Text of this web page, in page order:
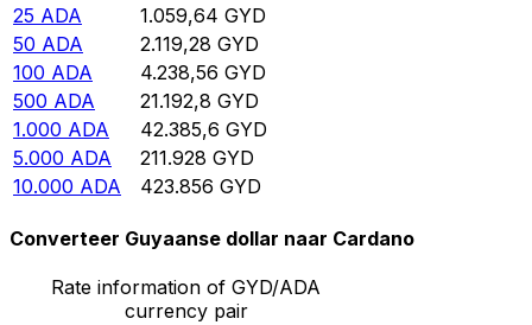
25 ADA 1.059,64 GYD
50 ADA 2.119,28 GYD
100 ADA 4.238,56 GYD
500 ADA 21.192,8 GYD
1.000 ADA 42.385,6 GYD
5.000 ADA 211.928 GYD
10.000 ADA 423.856 GYD
Converteer Guyaanse dollar naar Cardano
Rate information of GYD/ADA
currency pair